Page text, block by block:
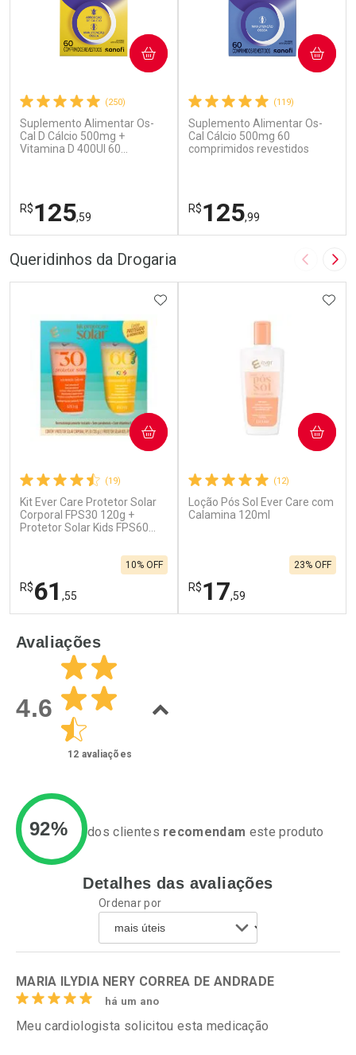
(250)
Suplemento Alimentar Os-
Cal D Cálcio 500mg +
Vitamina D 400UI 60
R$125,59
COMPRAR
Ativar Desconto
Por R$ 125,59/cada
Comprar sem Desconto
(119)
Suplemento Alimentar Os-
Cal Cálcio 500mg 60
comprimidos revestidos
R$125,99
COMPRAR
Ativar Desconto
Por R$ 125,99/cada
Queridinhos da Drogaria Imagem
(19)
Kit Ever Care Protetor Solar
Corporal FPS30 120g +
Protetor Solar Kids FPS60
R$61 ,55
10% OFF
ADICIONAR AOS FAVORITOS
COMPRAR
Laboratório
Ativar Desconto
Comprar sem Desconto
Por R$ 61,55/cada
Por Menos
Comprar sem Desconto
(12)
Loção Pós Sol Ever Care com
Calamina 120ml
R$17,59
23% OFF
COMPRAR
Ativar Desconto
Comprar sem Desconto
Por R$ 17,59/cada
Avaliações
4.6
12 avaliações
92% dos clientes recomendam este produto
Detalhes das avaliações
Ordenar por
MARIA ILYDIA NERY CORREA DE ANDRADE
há um ano
Meu cardiologista solicitou esta medicação